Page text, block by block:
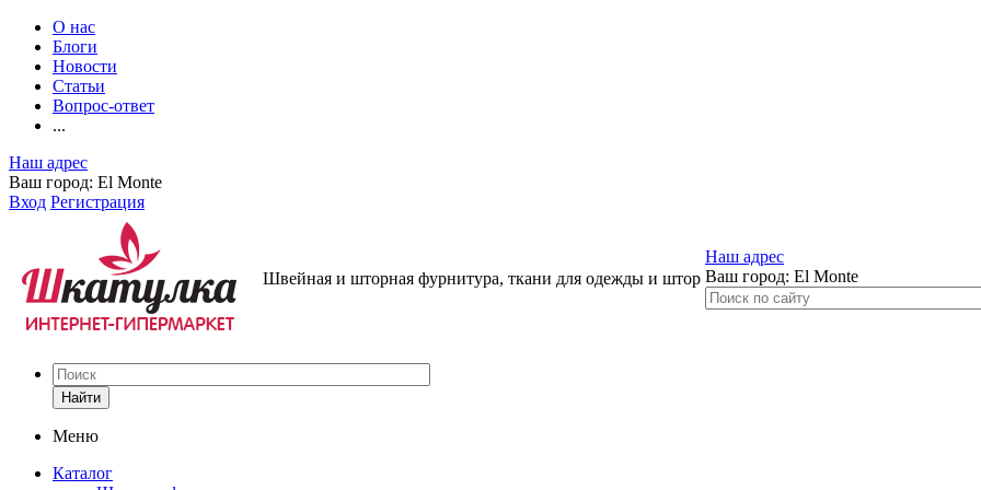
О нас
Блоги
Новости
Статьи
Вопрос-ответ
...
Наш адрес
Ваш город: El Monte
Вход Регистрация
Швейная и шторная фурнитура, ткани для одежды и штор
Наш адрес
Ваш город: El Monte
Найти
Меню
Каталог